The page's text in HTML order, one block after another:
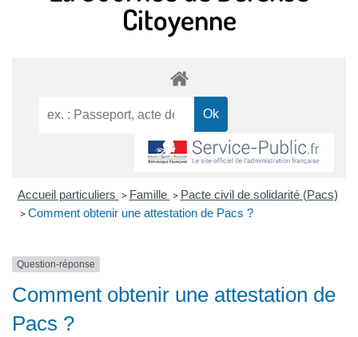
Citoyenne
Accueil particuliers > Famille > Pacte civil de solidarité (Pacs)
> Comment obtenir une attestation de Pacs ?
Question-réponse
Comment obtenir une attestation de
Pacs ?